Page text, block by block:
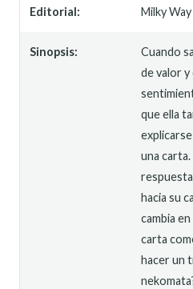
Editorial: Milky Way
Sinopsis:
Cuando
de valor
que ella
una
hacia su
cambia
carta
hacer un